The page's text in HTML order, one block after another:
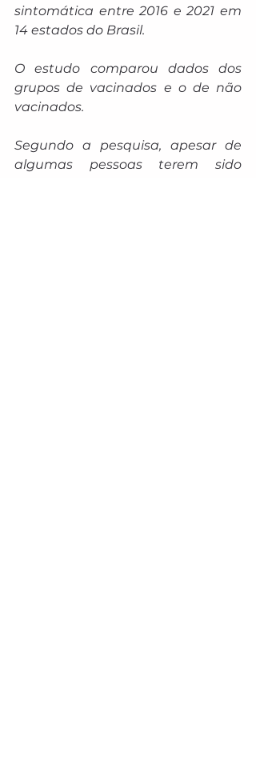
sintomática entre 2016 e 2021 em
14 estados do Brasil.
O estudo comparou dados dos
grupos de vacinados e o de não
vacinados.
Segundo a pesquisa, apesar de
algumas pessoas terem sido